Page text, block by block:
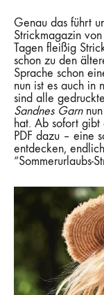
Genau das führt
Strickmagazin von
Tagen fleißig
schon zu den
Sprache schon
nun ist es auch in
sind alle
Sandnes Garnnun
hat. Ab sofort gibt
PDF dazu – eine
entdecken,
“Sommerurlaubs-